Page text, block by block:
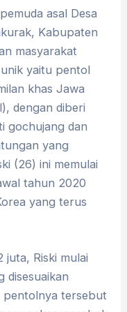
asal Desa
Kabupaten
masyarakat
yaitu pentol
khas Jawa
dengan diberi
gochujang dan
yang
(26) ini memulai
tahun 2020
yang terus
juta, Riski mulai
disesuaikan
pentolnya tersebut